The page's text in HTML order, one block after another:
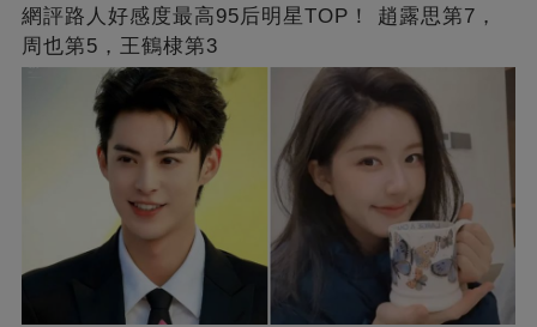
網評路人好感度最高95后明星TOP！ 趙露思第7，
周也第5，王鶴棣第3